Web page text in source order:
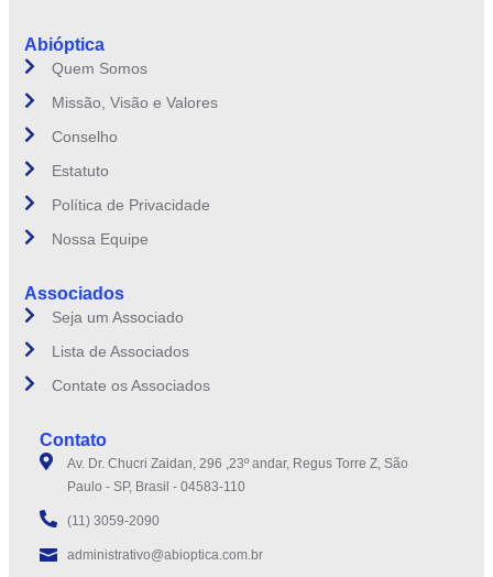
Abióptica
Quem Somos
Missão, Visão e Valores
Conselho
Estatuto
Política de Privacidade
Nossa Equipe
Associados
Seja um Associado
Lista de Associados
Contate os Associados
Contato
Av. Dr. Chucri Zaidan, 296 ,23º andar, Regus Torre Z, São
Paulo - SP, Brasil - 04583-110
(11) 3059-2090
administrativo@abioptica.com.br